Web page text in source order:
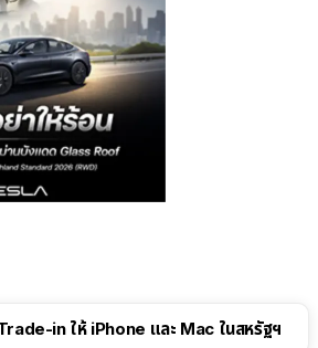
in ให้ iPhone และ Mac ในสหรัฐฯ